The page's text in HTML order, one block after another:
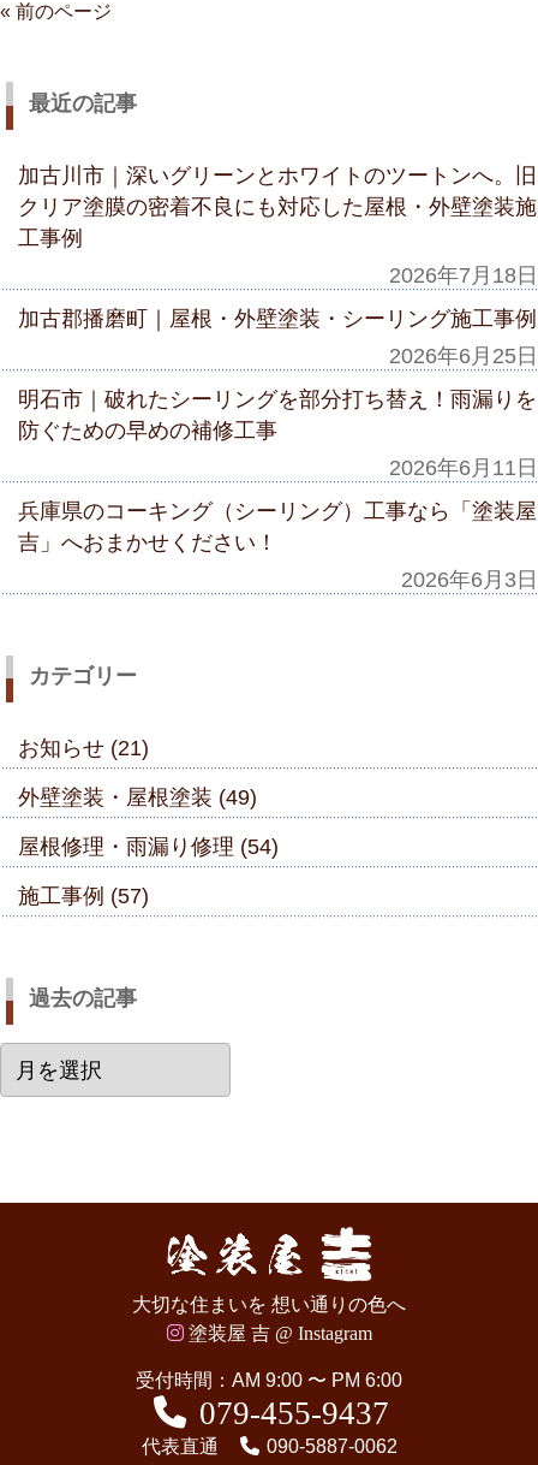
« 前のページ
最近の記事
加古川市｜深いグリーンとホワイトのツートンへ。旧
クリア塗膜の密着不良にも対応した屋根・外壁塗装施
工事例
2026年7月18日
加古郡播磨町｜屋根・外壁塗装・シーリング施工事例
2026年6月25日
明石市｜破れたシーリングを部分打ち替え！雨漏りを
防ぐための早めの補修工事
2026年6月11日
兵庫県のコーキング（シーリング）工事なら「塗装屋
吉」へおまかせください！
2026年6月3日
カテゴリー
お知らせ (21)
外壁塗装・屋根塗装 (49)
屋根修理・雨漏り修理 (54)
施工事例 (57)
過去の記事
去
大切な住まいを 想い通りの色へ
塗装屋 吉 @ Instagram
受付時間：AM 9:00 〜 PM 6:00
079-455-9437
代表直通 090-5887-0062